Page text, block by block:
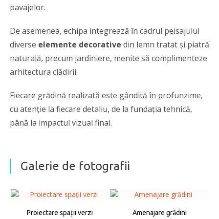
pavajelor.
De asemenea, echipa integrează în cadrul peisajului
diverse elemente decorative din lemn tratat și piatră
naturală, precum jardiniere, menite să complimenteze
arhitectura clădirii.
Fiecare grădină realizată este gândită în profunzime,
cu atenție la fiecare detaliu, de la fundația tehnică,
până la impactul vizual final.
Galerie de fotografii
Proiectare spații verzi Amenajare grădini